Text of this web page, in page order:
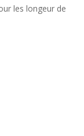
les longeur de